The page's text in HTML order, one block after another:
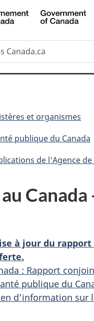
Passer
au
principal
Passer
à
Au
du
Passer
à
version
simplifiée
et organismes
publique du Canada
de l'Agence de la santé
Canada
à jour du rapport
: Rapport
publique du
d’information sur